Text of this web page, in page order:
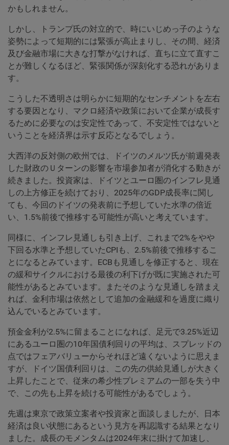
かもしれません。
しかし、トランプ氏の対立的で、時にいじめっ子のような
姿勢によって短期的には緊張が高止まりし、その間、経済
及び金融市場に大きな打撃がなければ、直ちに立て直すこ
とが難しくなるほど、緊張関係が深刻化する恐れがありま
す。
こうした不透明さは明らかに短期的なセンチメントを左右
する要因となり、マクロ経済や政策において企業が成長す
るために必要なのは安定性であって、不安定性ではないと
いうことを経済界は示す反応となるでしょう。
大西洋の反対側の欧州では、ドイツのメルツ氏が前週発表
した財政のＵターンの影響を市場参加者が消化する動きが
続きました。投資家は、ドイツとユーロ圏のインフレ見通
しの上方修正を続けており、2025年のGDP成長率に関し
ても、今回のドイツの発表前に予想していた水準の倍近
い、1.5%前後で推移する可能性が高いと考えています。
同様に、インフレ見通しも引き上げ、これまで2%をやや
下回る水準と予想していたCPIも、2.5%前後で推移するこ
とになるとみています。ECBも見通しを修正すると、現在
の緩和サイクルにおける最後の利下げが既に実施された可
能性があるとみています。またそのような見通しを踏まえ
れば、金利市場は依然として追加の金融緩和を過度に織り
込んでいるとみています。
預金金利が2.5%に留まることになれば、足元で3.25%近辺
にあるユーロ圏の10年国債利回りの平均は、スプレッドの
点ではフェアバリューからそれほど遠くないように思えま
すが、ドイツ国債利回りは、この先の供給見通しが大きく
上昇したことで、従来の希少性プレミアムの一部を失う中
で、この先も上昇を続ける可能性があるでしょう。
先週は東京で政策立案者や投資家と面談しましたが、日本
経済は良い状態にあるという見方を再認識する結果となり
ました。成長のモメンタムは2024年末に掛けて加速し、